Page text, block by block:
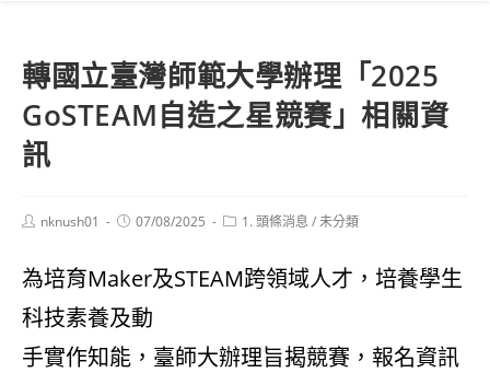
轉國立臺灣師範大學辦理「2025
GoSTEAM自造之星競賽」相關資
訊
Postnknush01
Post07/08/2025
Post1. 頭條消息 /未分類
為培育Maker及STEAM跨領域人才，培養學生
科技素養及動
手實作知能，臺師大辦理旨揭競賽，報名資訊